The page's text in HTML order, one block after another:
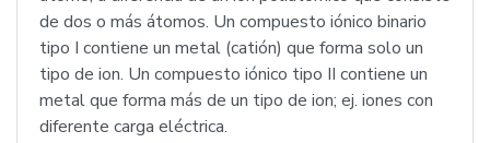
de dos o más átomos. Un compuesto iónico binario
tipo I contiene un metal (catión) que forma solo un
tipo de ion. Un compuesto iónico tipo II contiene un
metal que forma más de un tipo de ion; ej. iones con
diferente carga eléctrica.